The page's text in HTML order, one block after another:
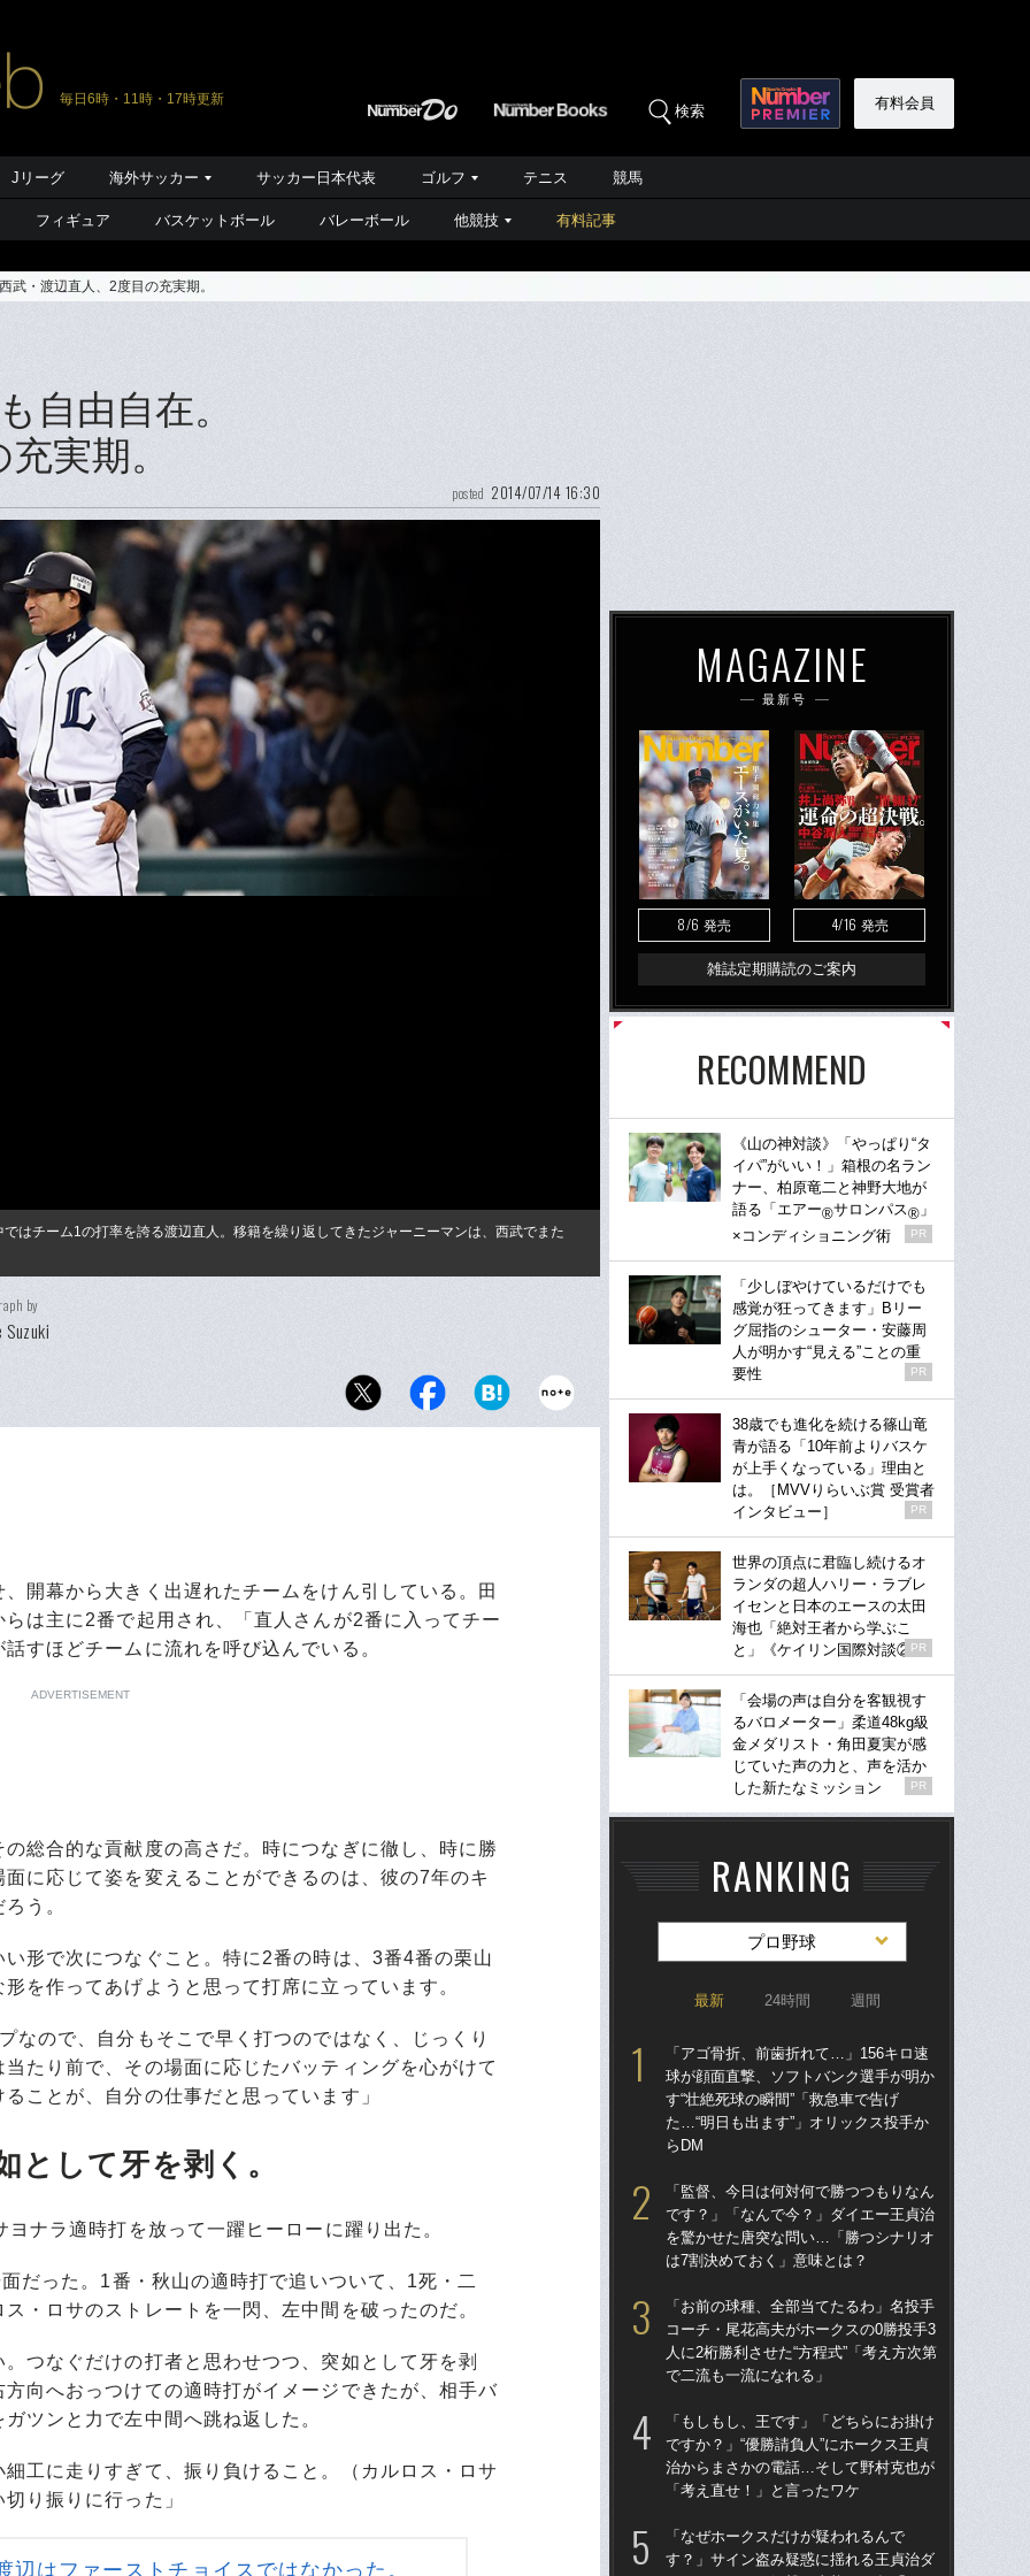
毎日6時・11時・17時更新
検索 有料会員
Jリーグ 海外サッカー サッカー日本代表 ゴルフ テニス 競馬
フィギュア バスケットボール バレーボール 他競技 有料記事
武・渡辺直人、2度目の充実期。
自由自在。
実期。
posted 2014/07/14 16:30
はチーム1の打率を誇る渡辺直人。移籍を繰り返してきたジャーニーマンは、西武でまた
by
Suzuki
開幕から大きく出遅れたチームをけん引している。田
は主に2番で起用され、「直人さんが2番に入ってチー
すほどチームに流れを呼び込んでいる。
ADVERTISEMENT
総合的な貢献度の高さだ。時につなぎに徹し、時に勝
に応じて姿を変えることができるのは、彼の7年のキ
う。
形で次につなぐこと。特に2番の時は、3番4番の栗山
を作ってあげようと思って打席に立っています。
ので、自分もそこで早く打つのではなく、じっくり
たり前で、その場面に応じたバッティングを心がけて
ことが、自分の仕事だと思っています」
として牙を剥く。
ナラ適時打を放って一躍ヒーローに躍り出た。
った。1番・秋山の適時打で追いついて、1死・二
・ロサのストレートを一閃、左中間を破ったのだ。
つなぐだけの打者と思わせつつ、突如として牙を剥
向へおっつけての適時打がイメージできたが、相手バ
ツンと力で左中間へ跳ね返した。
工に走りすぎて、振り負けること。（カルロス・ロサ
り振りに行った」
はファーストチョイスではなかった。
MAGAZINE
最新号
8/6 発売 4/16 発売
雑誌定期購読のご案内
RECOMMEND
《山の神対談》「やっぱり“タ
イパ”がいい！」箱根の名ラン
ナー、柏原竜二と神野大地が
語る「エアー®サロンパス® 」
×コンディショニング術
PR
「少しぼやけているだけでも
感覚が狂ってきます」Bリー
グ屈指のシューター・安藤周
人が明かす“見える”ことの重
要性
PR
38歳でも進化を続ける篠山竜
青が語る「10年前よりバスケ
が上手くなっている」理由と
は。［MVVりらいぶ賞 受賞者
インタビュー］
PR
世界の頂点に君臨し続けるオ
ランダの超人ハリー・ラブレ
イセンと日本のエースの太田
海也「絶対王者から学ぶこ
と」《ケイリン国際対談②》
PR
「会場の声は自分を客観視す
るバロメーター」柔道48kg級
金メダリスト・角田夏実が感
じていた声の力と、声を活か
した新たなミッション
PR
RANKING
プロ野球
最新 24時間 週間
「アゴ骨折、前歯折れて…」156キロ速
球が顔面直撃、ソフトバンク選手が明か
す“壮絶死球の瞬間”「救急車で告げ
た…“明日も出ます”」オリックス投手か
らDM
「監督、今日は何対何で勝つつもりなん
です？」「なんで今？」ダイエー王貞治
を驚かせた唐突な問い…「勝つシナリオ
は7割決めておく」意味とは？
「お前の球種、全部当てたるわ」名投手
コーチ・尾花高夫がホークスの0勝投手3
人に2桁勝利させた“方程式”「考え方次第
で二流も一流になれる」
「もしもし、王です」「どちらにお掛け
ですか？」“優勝請負人”にホークス王貞
治からまさかの電話…そして野村克也が
「考え直せ！」と言ったワケ
「なぜホークスだけが疑われるんで
す？」サイン盗み疑惑に揺れる王貞治ダ